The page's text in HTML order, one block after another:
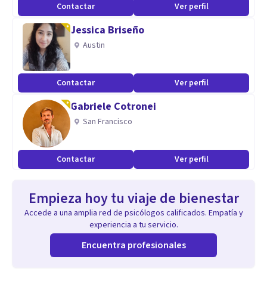
Contactar Ver perfil
Jessica Briseño
Austin
Contactar Ver perfil
Gabriele Cotronei
San Francisco
Contactar Ver perfil
Empieza hoy tu viaje de bienestar
Accede a una amplia red de psicólogos calificados. Empatía y
experiencia a tu servicio.
Encuentra profesionales